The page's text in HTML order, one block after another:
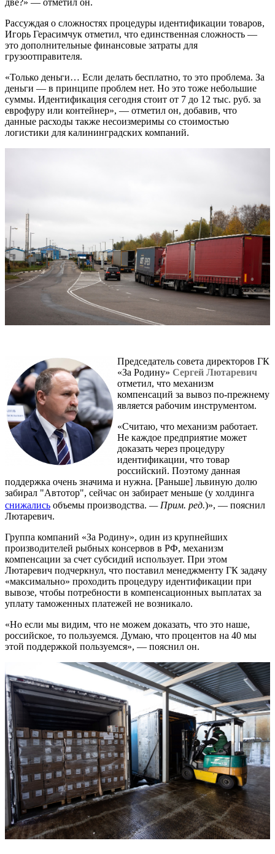
Рассуждая о сложностях процедуры идентификации товаров,
Игорь Герасимчук отметил, что единственная сложность —
это дополнительные финансовые затраты для
грузоотправителя.
«Только деньги… Если делать бесплатно, то это проблема. За
деньги — в принципе проблем нет. Но это тоже небольшие
суммы. Идентификация сегодня стоит от 7 до 12 тыс. руб. за
еврофуру или контейнер», — отметил он, добавив, что
данные расходы также несоизмеримы со стоимостью
логистики для калининградских компаний.
Председатель совета директоров ГК
«За Родину» Сергей Лютаревич
отметил, что механизм
компенсаций за вывоз по-прежнему
является рабочим инструментом.
«Считаю, что механизм работает.
Не каждое предприятие может
доказать через процедуру
идентификации, что товар
российский. Поэтому данная
поддержка очень значима и нужна. [Раньше] львиную долю
забирал "Автотор", сейчас он забирает меньше (у холдинга
снижались объемы производства. — Прим. ред.)», — пояснил
Лютаревич.
Группа компаний «За Родину», один из крупнейших
производителей рыбных консервов в РФ, механизм
компенсации за счет субсидий использует. При этом
Лютаревич подчеркнул, что поставил менеджменту ГК задачу
«максимально» проходить процедуру идентификации при
вывозе, чтобы потребности в компенсационных выплатах за
уплату таможенных платежей не возникало.
«Но если мы видим, что не можем доказать, что это наше,
российское, то пользуемся. Думаю, что процентов на 40 мы
этой поддержкой пользуемся», — пояснил он.